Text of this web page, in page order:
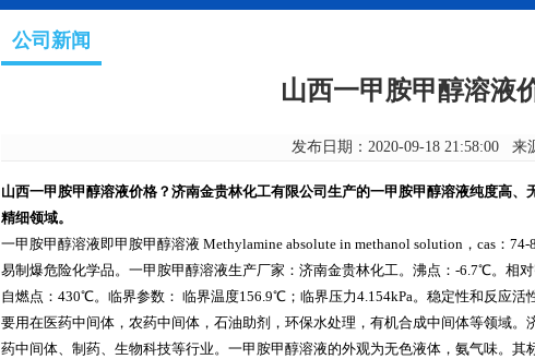
公司新闻
山西一甲胺甲醇溶液
发布日期：2020-09-18 21:58:00 来
山西一甲胺甲醇溶液价格？济南金贵林化工有限公司生产的一甲胺甲醇溶液纯度高
精细领域。
一甲胺甲醇溶液即甲胺甲醇溶液 Methylamine absolute in methanol solution，cas：
易制爆危险化学品。一甲胺甲醇溶液生产厂家：济南金贵林化工。沸点：-6.7℃。相对
自燃点：430℃。临界参数： 临界温度156.9℃；临界压力4.154kPa。稳定性和反应活
要用在医药中间体，农药中间体，石油助剂，环保水处理，有机合成中间体等领域
药中间体、制药、生物科技等行业。一甲胺甲醇溶液的外观为无色液体，氨气味。其